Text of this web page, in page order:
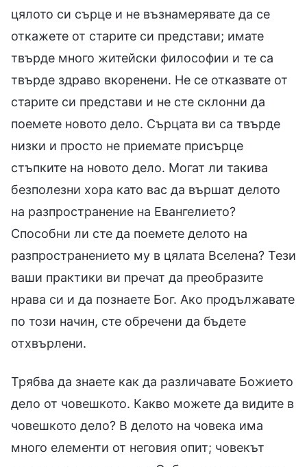
цялото си сърце и не възнамерявате да се
откажете от старите си представи; имате
твърде много житейски философии и те са
твърде здраво вкоренени. Не се отказвате от
старите си представи и не сте склонни да
поемете новото дело. Сърцата ви са твърде
низки и просто не приемате присърце
стъпките на новото дело. Могат ли такива
безполезни хора като вас да вършат делото
на разпространение на Евангелието?
Способни ли сте да поемете делото на
разпространението му в цялата Вселена? Тези
ваши практики ви пречат да преобразите
нрава си и да познаете Бог. Ако продължавате
по този начин, сте обречени да бъдете
отхвърлени.
Трябва да знаете как да различавате Божието
дело от човешкото. Какво можете да видите в
човешкото дело? В делото на човека има
много елементи от неговия опит; човекът